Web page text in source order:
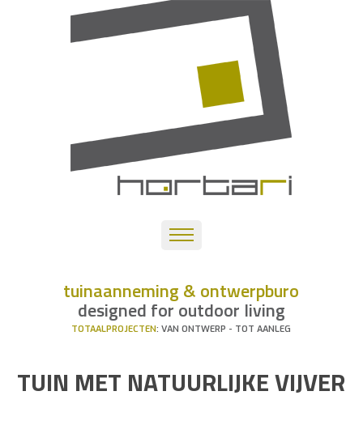
tuinaanneming & ontwerpburo
designed for outdoor living
TOTAALPROJECTEN: VAN ONTWERP - TOT AANLEG
TUIN MET NATUURLIJKE VIJVER